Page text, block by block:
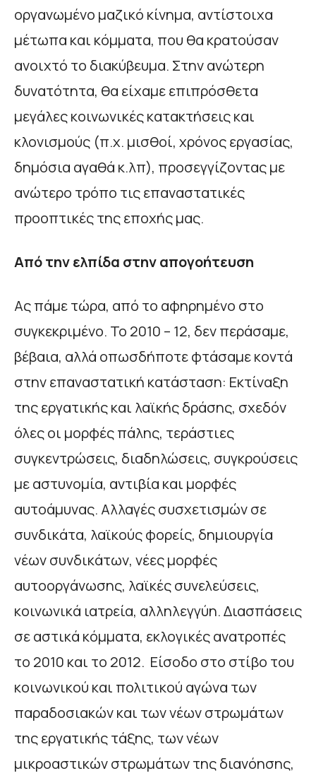
οργανωμένο μαζικό κίνημα, αντίστοιχα
μέτωπα και κόμματα, που θα κρατούσαν
ανοιχτό το διακύβευμα. Στην ανώτερη
δυνατότητα, θα είχαμε επιπρόσθετα
μεγάλες κοινωνικές κατακτήσεις και
κλονισμούς (π.χ. μισθοί, χρόνος εργασίας,
δημόσια αγαθά κ.λπ), προσεγγίζοντας με
ανώτερο τρόπο τις επαναστατικές
προοπτικές της εποχής μας.
Από την ελπίδα στην απογοήτευση
Ας πάμε τώρα, από το αφηρημένο στο
συγκεκριμένο. Το 2010 – 12, δεν περάσαμε,
βέβαια, αλλά οπωσδήποτε φτάσαμε κοντά
στην επαναστατική κατάσταση: Εκτίναξη
της εργατικής και λαϊκής δράσης, σχεδόν
όλες οι μορφές πάλης, τεράστιες
συγκεντρώσεις, διαδηλώσεις, συγκρούσεις
με αστυνομία, αντιβία και μορφές
αυτοάμυνας. Αλλαγές συσχετισμών σε
συνδικάτα, λαϊκούς φορείς, δημιουργία
νέων συνδικάτων, νέες μορφές
αυτοοργάνωσης, λαϊκές συνελεύσεις,
κοινωνικά ιατρεία, αλληλεγγύη. Διασπάσεις
σε αστικά κόμματα, εκλογικές ανατροπές
το 2010 και το 2012. Είσοδο στο στίβο του
κοινωνικού και πολιτικού αγώνα των
παραδοσιακών και των νέων στρωμάτων
της εργατικής τάξης, των νέων
μικροαστικών στρωμάτων της διανόησης,